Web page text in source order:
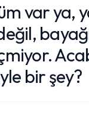
var ya,
bir şey?